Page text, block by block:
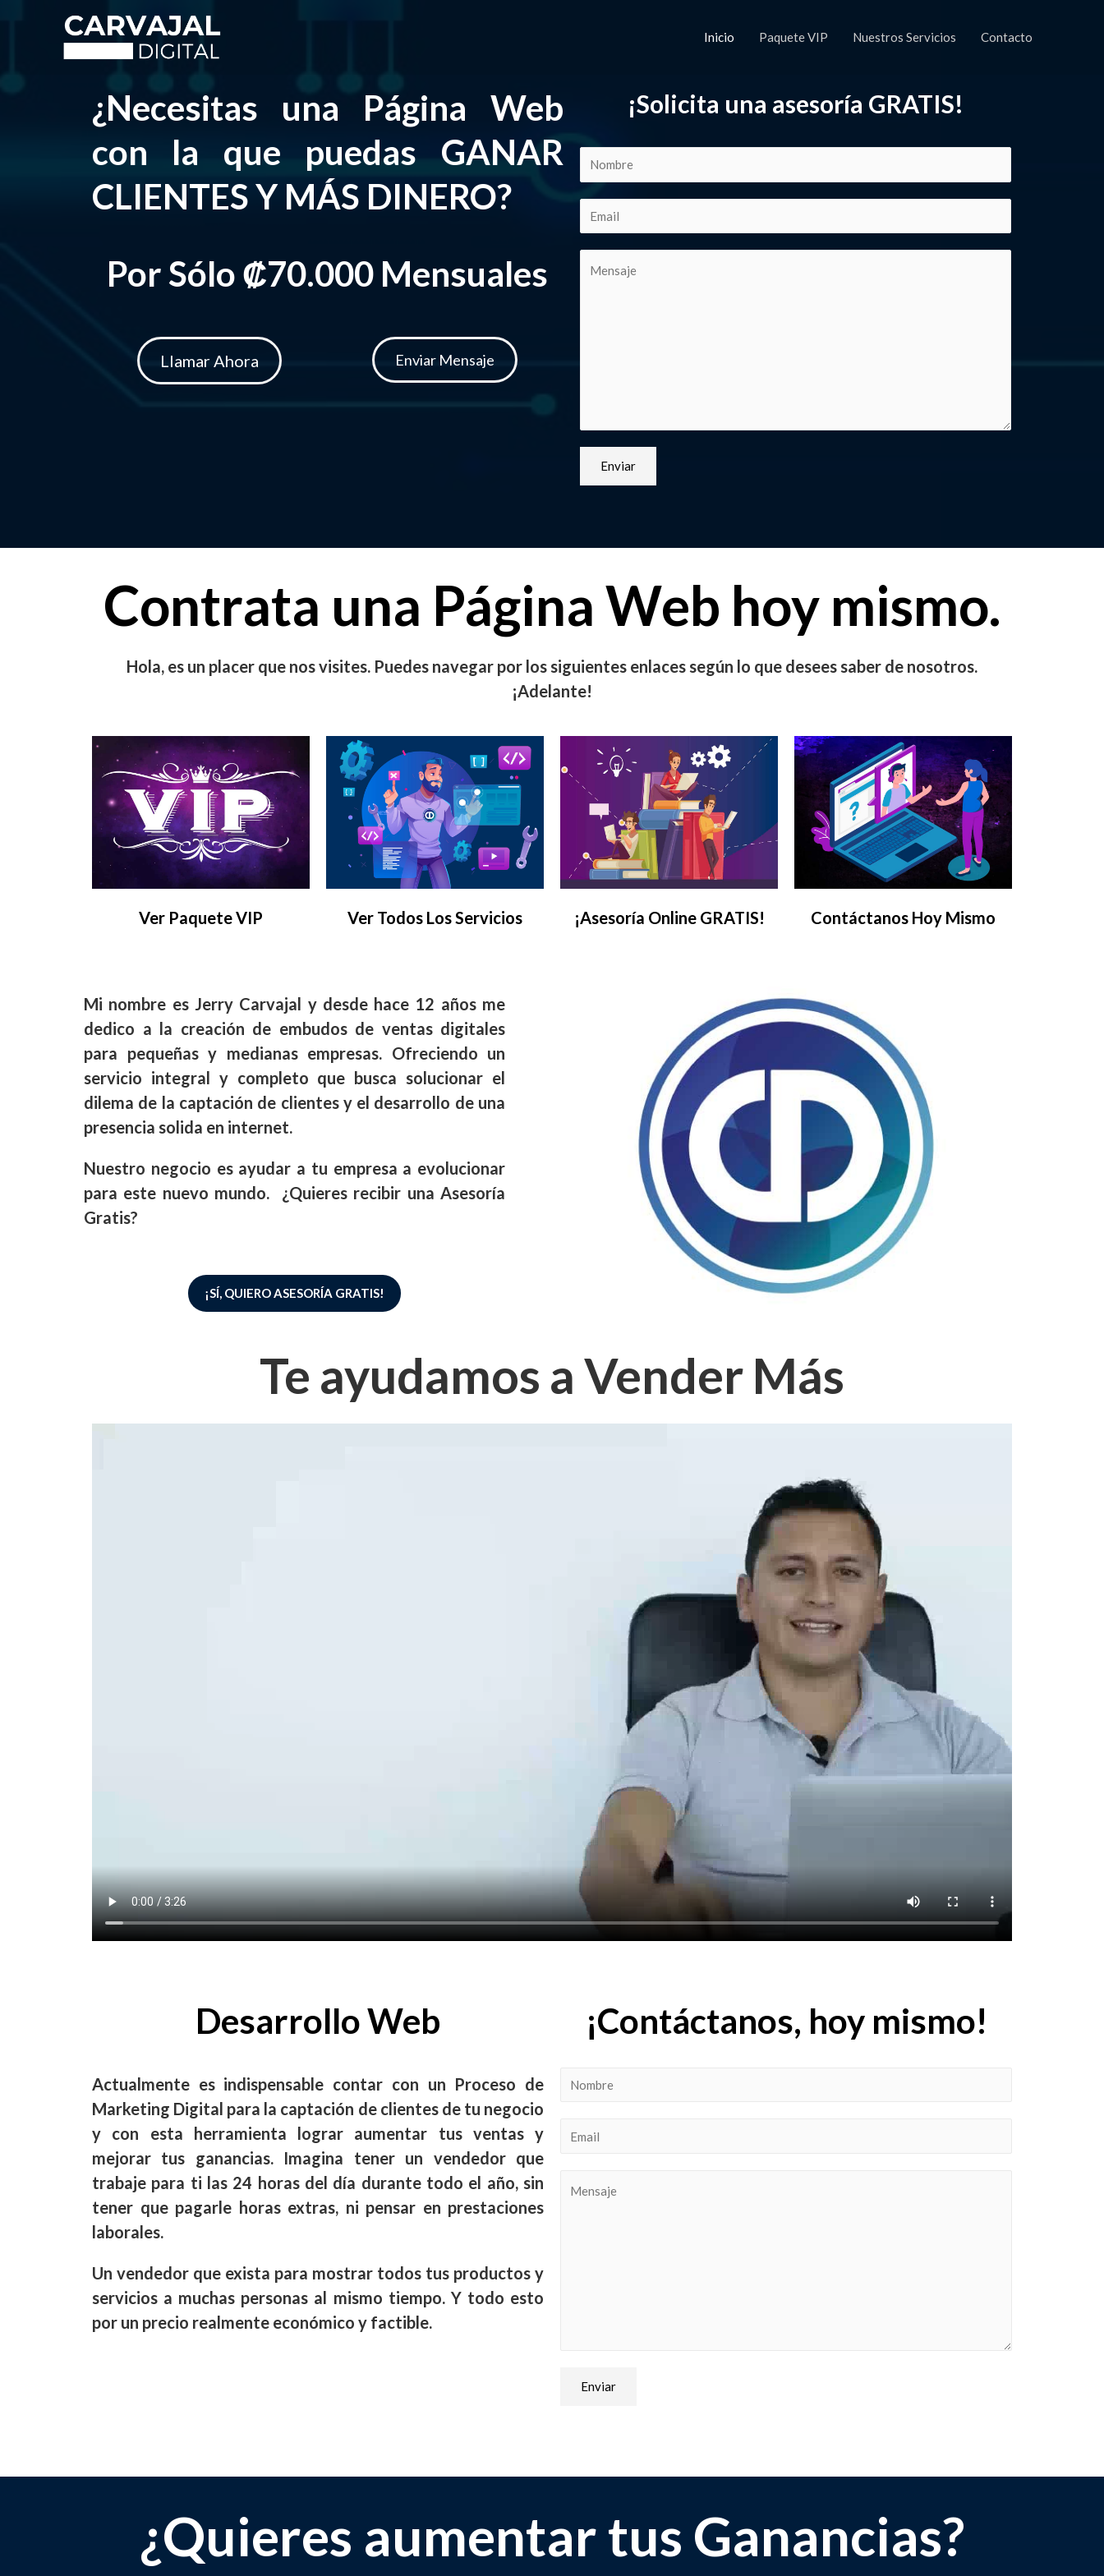
Inicio Paquete VIP Nuestros Servicios Contacto
¿Necesitas una Página Web
con la que puedas GANAR
CLIENTES Y MÁS DINERO?
Por Sólo ₡70.000 Mensuales
Llamar Ahora Enviar Mensaje
¡Solicita una asesoría GRATIS!
Enviar
Contrata una Página Web hoy mismo.
Hola, es un placer que nos visites. Puedes navegar por los siguientes enlaces según lo que desees saber de nosotros.
¡Adelante!
Ver Paquete VIP Ver Todos Los Servicios ¡Asesoría Online GRATIS! Contáctanos Hoy Mismo
Mi nombre es Jerry Carvajal y desde hace 12 años me
dedico a la creación de embudos de ventas digitales
para pequeñas y medianas empresas. Ofreciendo un
servicio integral y completo que busca solucionar el
dilema de la captación de clientes y el desarrollo de una
presencia solida en internet.
Nuestro negocio es ayudar a tu empresa a evolucionar
para este nuevo mundo. ¿Quieres recibir una Asesoría
Gratis?
¡SÍ, QUIERO ASESORÍA GRATIS!
Te ayudamos a Vender Más
Desarrollo Web
Actualmente es indispensable contar con un Proceso de
Marketing Digital para la captación de clientes de tu negocio
y con esta herramienta lograr aumentar tus ventas y
mejorar tus ganancias. Imagina tener un vendedor que
trabaje para ti las 24 horas del día durante todo el año, sin
tener que pagarle horas extras, ni pensar en prestaciones
laborales.
Un vendedor que exista para mostrar todos tus productos y
servicios a muchas personas al mismo tiempo. Y todo esto
por un precio realmente económico y factible.
¡Contáctanos, hoy mismo!
Enviar
¿Quieres aumentar tus Ganancias?